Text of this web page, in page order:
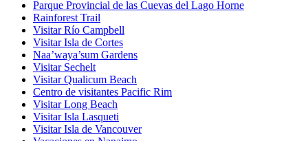
Parque Provincial de las Cuevas del Lago Horne
Rainforest Trail
Visitar Río Campbell
Visitar Isla de Cortes
Naa’waya’sum Gardens
Visitar Sechelt
Visitar Qualicum Beach
Centro de visitantes Pacific Rim
Visitar Long Beach
Visitar Isla Lasqueti
Visitar Isla de Vancouver